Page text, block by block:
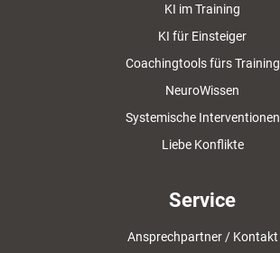
KI im Training
KI für Einsteiger
Coachingtools fürs Training
NeuroWissen
Systemische Interventionen
Liebe Konflikte
Service
Ansprechpartner / Kontakt